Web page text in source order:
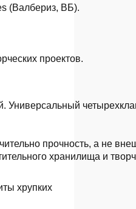
(Валбериз, ВБ).
проектов.
прочность, а не
хранилища и
хрупких